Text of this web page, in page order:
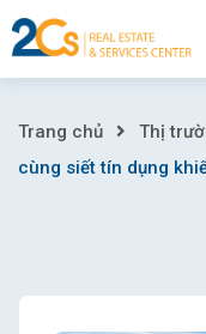
Skip
to
Áp
tăng
Trang chủ Thị
cùng siết tín dụng